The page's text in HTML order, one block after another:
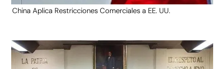
China Aplica Restricciones Comerciales a EE. UU.